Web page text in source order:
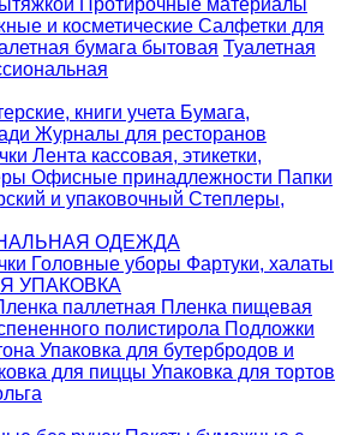
Протирочные материалы
и косметические Салфетки для
бумага бытовая Туалетная
книги учета Бумага,
Журналы для ресторанов
Лента кассовая, этикетки,
Офисные принадлежности Папки
и упаковочный Степлеры,
ОДЕЖДА
Головные уборы Фартуки, халаты
УПАКОВКА
паллетная Пленка пищевая
полистирола Подложки
Упаковка для бутербродов и
для пиццы Упаковка для тортов